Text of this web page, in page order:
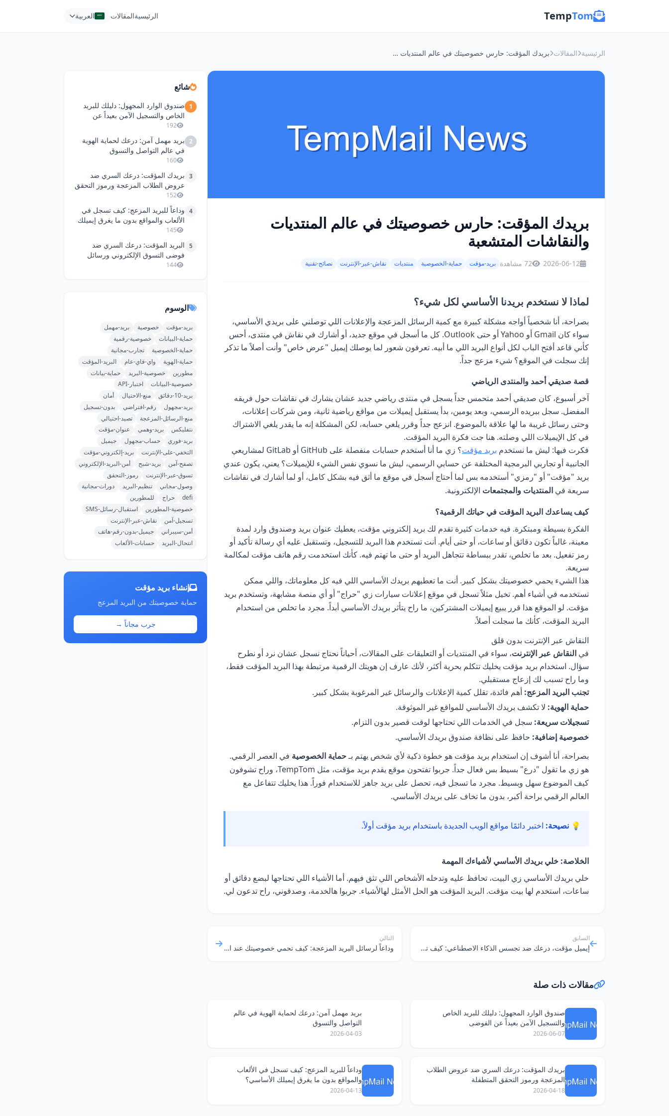
TempTom الرئيسيةالمقالات العربية
الرئيسية المقالات بريدك المؤقت: حارس خصوصيتك في عالم المنتديات والنقاشات المتشعبة
بريدك المؤقت: حارس خصوصيتك في عالم المنتديات
والنقاشات المتشعبة
2026-06-12 72 مشاهدة بريد-مؤقت حماية-الخصوصية منتديات نقاش-عبر-الإنترنت نصائح-تقنية
لماذا لا نستخدم بريدنا الأساسي لكل شيء؟
بصراحة، أنا شخصياً أواجه مشكلة كبيرة مع كمية الرسائل المزعجة والإعلانات اللي توصلني على بريدي الأساسي،
سواء كان Gmail أو Yahoo أو حتى Outlook. كل ما أسجل في موقع جديد، أو أشارك في نقاش في منتدى، أحس
كأني قاعد أفتح الباب لكل أنواع البريد اللي ما أبيه. تعرفون شعور لما يوصلك إيميل "عرض خاص" وأنت أصلاً ما تذكر
إنك سجلت في الموقع؟ شيء مزعج جداً.
قصة صديقي أحمد والمنتدى الرياضي
آخر أسبوع، كان صديقي أحمد متحمس جداً يسجل في منتدى رياضي جديد عشان يشارك في نقاشات حول فريقه
المفضل. سجل ببريده الرسمي، وبعد يومين، بدأ يستقبل إيميلات من مواقع رياضية ثانية، ومن شركات إعلانات،
وحتى رسائل غريبة ما لها علاقة بالموضوع. انزعج جداً وقرر يلغي حسابه، لكن المشكلة إنه ما يقدر يلغي الاشتراك
في كل الإيميلات اللي وصلته. هنا جت فكرة البريد المؤقت.
فكرت فيها: ليش ما نستخدم بريد مؤقت
؟ زي ما أنا أستخدم حسابات منفصلة على GitHub أو GitLab لمشاريعي
الجانبية أو تجاربي البرمجية المختلفة عن حسابي الرسمي، ليش ما نسوي نفس الشيء للإيميلات؟ يعني، يكون عندي
بريد "مؤقت" أو "رمزي" أستخدمه بس لما أحتاج أسجل في موقع ما أثق فيه بشكل كامل، أو لما أشارك في نقاشات
سريعة في المنتديات والمجتمعات الإلكترونية.
كيف يساعدك البريد المؤقت في حياتك الرقمية؟
الفكرة بسيطة ومبتكرة. فيه خدمات كثيرة تقدم لك بريد إلكتروني مؤقت، يعطيك عنوان بريد وصندوق وارد لمدة
معينة، غالباً تكون دقائق أو ساعات، أو حتى أيام. أنت تستخدم هذا البريد للتسجيل، وتستقبل عليه أي رسالة تأكيد أو
رمز تفعيل. بعد ما تخلص، تقدر ببساطة تتجاهل البريد أو حتى ما تهتم فيه. كأنك استخدمت رقم هاتف مؤقت لمكالمة
سريعة.
هذا الشيء يحمي خصوصيتك بشكل كبير. أنت ما تعطيهم بريدك الأساسي اللي فيه كل معلوماتك، واللي ممكن
تستخدمه في أشياء أهم. تخيل مثلاً تسجل في موقع إعلانات سيارات زي "حراج" أو أي منصة مشابهة، وتستخدم بريد
مؤقت. لو الموقع هذا قرر يبيع إيميلات المشتركين، ما راح يتأثر بريدك الأساسي أبداً. مجرد ما تخلص من استخدام
البريد المؤقت، كأنك ما سجلت أصلاً.
النقاش عبر الإنترنت بدون قلق
في النقاش عبر الإنترنت، سواء في المنتديات أو التعليقات على المقالات، أحياناً نحتاج نسجل عشان نرد أو نطرح
سؤال. استخدام بريد مؤقت يخليك تتكلم بحرية أكثر، لأنك عارف إن هويتك الرقمية مرتبطة بهذا البريد المؤقت فقط،
وما راح تسبب لك إزعاج مستقبلي.
تجنب البريد المزعج: أهم فائدة، تقلل كمية الإعلانات والرسائل غير المرغوبة بشكل كبير.
حماية الهوية: لا تكشف بريدك الأساسي للمواقع غير الموثوقة.
تسجيلات سريعة: سجل في الخدمات اللي تحتاجها لوقت قصير بدون التزام.
خصوصية إضافية: حافظ على نظافة صندوق بريدك الأساسي.
بصراحة، أنا أشوف إن استخدام بريد مؤقت هو خطوة ذكية لأي شخص يهتم بـحماية الخصوصية في العصر الرقمي.
هو زي ما تقول "درع" بسيط بس فعال جداً. جربوا تفتحون موقع يقدم بريد مؤقت، مثل TempTom، وراح تشوفون
كيف الموضوع سهل وبسيط. مجرد ما تسجل فيه، تحصل على بريد جاهز للاستخدام فوراً. هذا يخليك تتفاعل مع
العالم الرقمي براحة أكبر، بدون ما تخاف على بريدك الأساسي.
💡 نصيحة: اختبر دائمًا مواقع الويب الجديدة باستخدام بريد مؤقت أولاً.
الخلاصة: خلي بريدك الأساسي لأشياءك المهمة
خلي بريدك الأساسي زي البيت، تحافظ عليه وتدخله الأشخاص اللي تثق فيهم. أما الأشياء اللي تحتاجها لبضع دقائق أو
ساعات، استخدم لها بيت مؤقت. البريد المؤقت هو الحل الأمثل لهالأشياء. جربوا هالخدمة، وصدقوني، راح تدعون لي.
السابق
إيميل مؤقت، درعك ضد تجسس الذكاء الاصطناعي: كيف تحمي خصوصيتك؟
التالي
وداعاً لرسائل البريد المزعجة: كيف تحمي خصوصيتك عند البحث عن "كنوز" الإنترنت؟
مقالات ذات صلة
صندوق الوارد المجهول: دليلك للبريد الخاص
والتسجيل الآمن بعيداً عن الفوضى
2026-06-07
بريد مهمل آمن: درعك لحماية الهوية في عالم
التواصل والتسوق
2026-04-03
بريدك المؤقت: درعك السري ضد عروض الطلاب
المزعجة ورموز التحقق المتطفلة
2026-04-18
وداعاً للبريد المزعج: كيف تسجل في الألعاب
والمواقع بدون ما يغرق إيميلك الأساسي؟
2026-04-13
شائع
1
صندوق الوارد المجهول: دليلك للبريد
الخاص والتسجيل الآمن بعيداً عن
الفوضى
192
2 بريد مهمل آمن: درعك لحماية الهوية
في عالم التواصل والتسوق
160
3 بريدك المؤقت: درعك السري ضد
عروض الطلاب المزعجة ورموز التحقق
المتطفلة
152
4 وداعاً للبريد المزعج: كيف تسجل في
الألعاب والمواقع بدون ما يغرق إيميلك
الأساسي؟
145
5 البريد المؤقت: درعك السري ضد
فوضى التسوق الإلكتروني ورسائل
الإزعاج
144
الوسوم
بريد-مؤقت خصوصية
بريد-مهمل
حماية-البيانات
خصوصية-رقمية
حماية-الخصوصية
تجارب-مجانية
حماية-الهوية
واي-فاي-عام
البريد-المؤقت
مطورين
خصوصية-البريد
حماية-بيانات
خصوصية-البيانات
اختبار-API
بريد-10-دقائق
منع-الاحتيال
أمان
بريد-مجهول
رقم-افتراضي
بدون-تسجيل
منع-الرسائل-المزعجة
تصيد-احتيالي
نتفليكس
بريد-وهمي
عنوان-مؤقت
بريد-فوري
حساب-مجهول
جيميل
التخفي-على-الإنترنت
بريد-إلكتروني-مؤقت
تصفح-آمن
بريد-شبح
أمن-البريد-الإلكتروني
تسوق-عبر-الإنترنت
رموز-التحقق
وصول-مجاني
تنظيم-البريد
دورات-مجانية
defi
حراج
للمطورين
خصوصية-المطورين
استقبال-رسائل-SMS
تسجيل-آمن
نقاش-عبر-الإنترنت
أمن-سيبراني
جيميل-بدون-رقم-هاتف
انتحال-البريد
حسابات-الألعاب
إنشاء بريد مؤقت
حماية خصوصيتك من البريد المزعج
جرب مجاناً →